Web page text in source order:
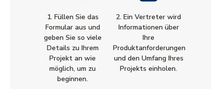
1. Füllen Sie das
Formular aus und
geben Sie so viele
Details zu Ihrem
Projekt an wie
möglich, um zu
beginnen.
2. Ein Vertreter wird
Informationen über
Ihre
Produktanforderungen
und den Umfang Ihres
Projekts einholen.